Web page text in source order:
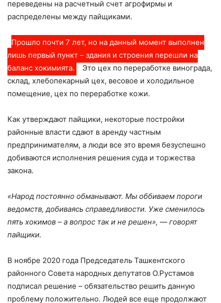
переведены на расчетный счет агрофирмы и
распределены между пайщиками.
Прошло почти 7 лет, но на данный момент выполнен
лишь первый пункт – здания и строения перешли на
баланс хокимията.
Это цех по переработке винограда,
склад, хлебопекарный цех, весовое и холодильное
помещение, цех по переработке кожи.
Как утверждают пайщики, некоторые постройки
районные власти сдают в аренду частным
предпринимателям, а люди все это время безуспешно
добиваются исполнения решения суда и торжества
закона.
«Народ постоянно обманывают. Мы оббиваем пороги
ведомств, добиваясь справедливости. Уже сменилось
пять хокимов – а вопрос так и не решен», — говорят
пайщики.
В ноябре 2020 года Председатель Ташкентского
районного Совета народных депутатов О.Рустамов
подписал решение – обязательство решить данную
проблему положительно. Людей все еще продолжают